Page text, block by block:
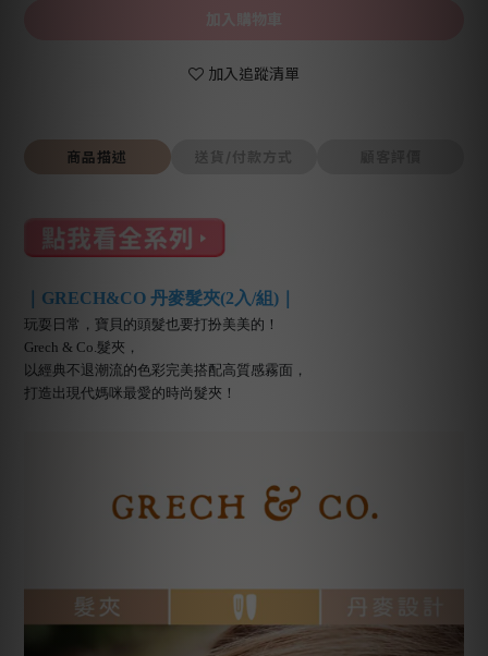
加入追蹤清單
商品描述 送貨/付款方式
｜GRECH&CO 丹麥髮夾(2入/組)｜
玩耍日常，寶貝的頭髮也要打扮美美的！
Grech & Co.髮夾，
以經典不退潮流的色彩完美搭配高質感霧面，
打造出現代媽咪最愛的時尚髮夾！